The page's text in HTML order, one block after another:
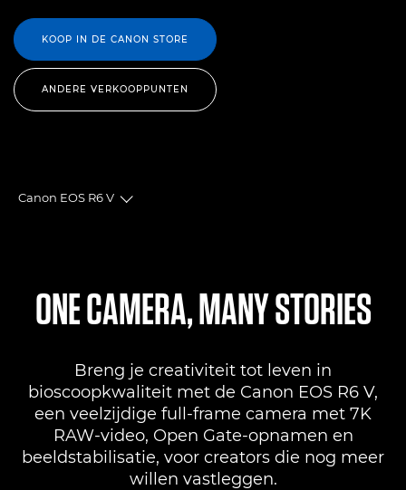
KOOP IN DE CANON STORE
ANDERE VERKOOPPUNTEN
Canon EOS R6 V
Toggle breadcrumbs
ANDERE VERKOOPPUNTEN
ONE CAMERA, MANY STORIES
Breng je creativiteit tot leven in
bioscoopkwaliteit met de Canon EOS R6 V,
een veelzijdige full-frame camera met 7K
RAW-video, Open Gate-opnamen en
beeldstabilisatie, voor creators die nog meer
willen vastleggen.